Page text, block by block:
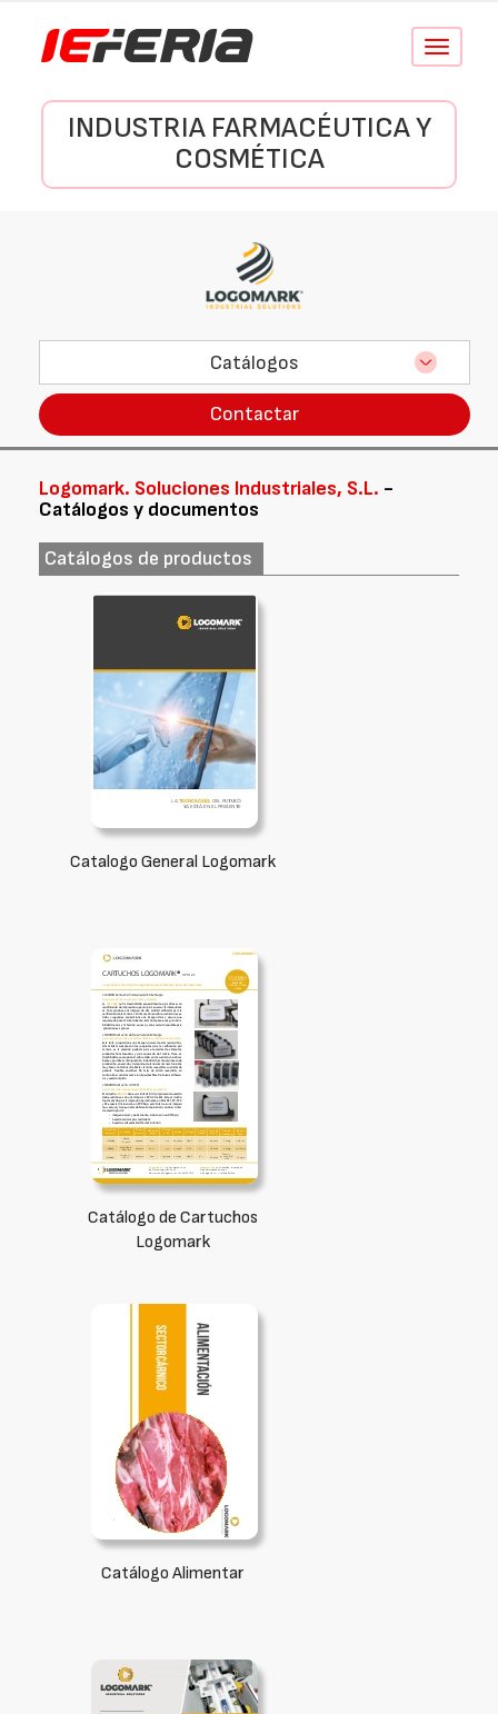
Conmutar
INDUSTRIA FARMACÉUTICA Y
COSMÉTICA
Catálogos
Contactar
Logomark. Soluciones Industriales, S.L. -
Catálogos y documentos
Catálogos de productos
Catalogo General Logomark
Catálogo de Cartuchos
Logomark
Catálogo Alimentar